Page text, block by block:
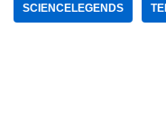
SCIENCELEGENDS